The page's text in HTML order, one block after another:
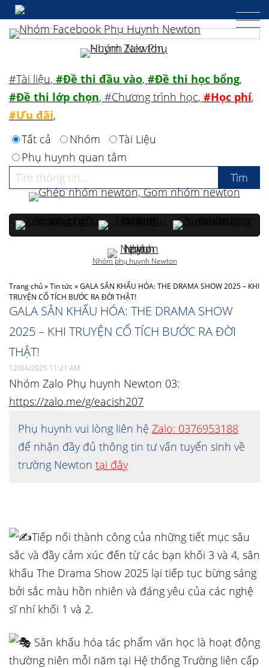
Trang chủ»Tin tức»GALA SÂN KHẤU HÓA: THE DRAMA SHOW 2025 – KHI
TRUYỆN CỔ TÍCH BƯỚC RA ĐỜI THẬT!
GALA SÂN KHẤU HÓA: THE DRAMA SHOW
2025 – KHI TRUYỆN CỔ TÍCH BƯỚC RA ĐỜI
THẬT!
12/04/2025 11:21 AM
Nhóm Zalo Phụ huynh Newton 03:
https://zalo.me/g/eacish207
Phụ huynh vui lòng liên hệ Zalo: 0376953188
để nhận đầy đủ thông tin tư vấn tuyển sinh về
trường Newton tại đây
Tiếp nối thành công của những tiết mục sâu
sắc và đầy cảm xúc đến từ các bạn khối 3 và 4, sân
khấu The Drama Show 2025 lại tiếp tục bừng sáng
bởi sắc màu hồn nhiên và đáng yêu của các nghệ
sĩ nhí khối 1 và 2.
Sân khấu hóa tác phẩm văn học là hoạt động
thường niên mỗi năm tại Hệ thống Trường liên cấp
#Tài liệu, #Đề thi đầu vào, #Đề thi học bổng,
#Đề thi lớp chọn, #Chương trình học, #Học phí,
#Ưu đãi,
Tất cả
Nhóm
Tài Liệu
Phụ huynh quan tâm
Nhóm phụ huynh Newton